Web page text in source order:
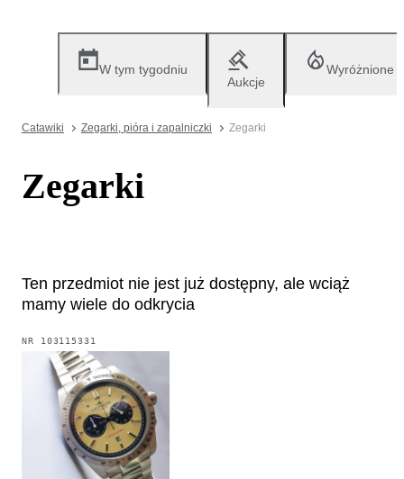
W tym tygodniu
Aukcje
Wyróżnione
Catawiki Zegarki, pióra i zapalniczki Zegarki
Zegarki
Ten przedmiot nie jest już dostępny, ale wciąż
mamy wiele do odkrycia
NR 103115331